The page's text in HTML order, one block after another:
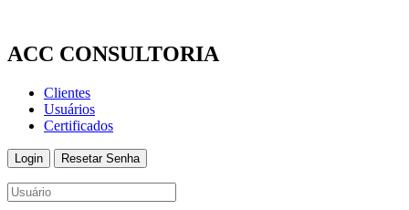
o
conteúdo
ACC CONSULTORIA
Clientes
Usuários
Certificados
Login Resetar Senha